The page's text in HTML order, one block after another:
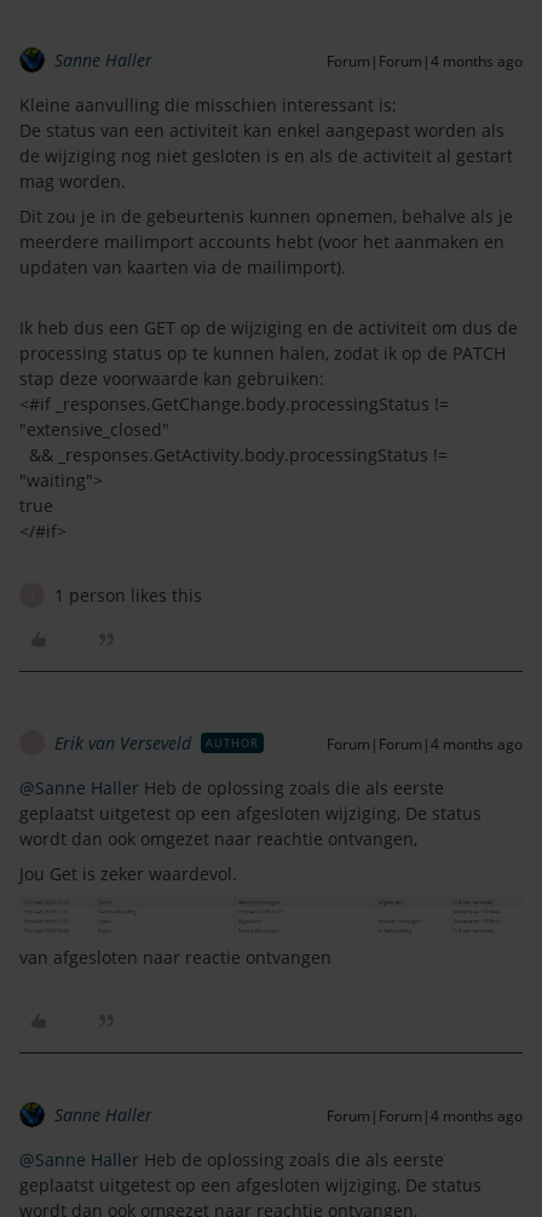
Sanne Haller Forum|Forum|4 months ago
Kleine aanvulling die misschien interessant is;
De status van een activiteit kan enkel aangepast worden als
de wijziging nog niet gesloten is en als de activiteit al gestart
mag worden.
Dit zou je in de gebeurtenis kunnen opnemen, behalve als je
meerdere mailimport accounts hebt (voor het aanmaken en
updaten van kaarten via de mailimport).
Ik heb dus een GET op de wijziging en de activiteit om dus de
processing status op te kunnen halen, zodat ik op de PATCH
stap deze voorwaarde kan gebruiken:
<#if _responses.GetChange.body.processingStatus !=
"extensive_closed"
&& _responses.GetActivity.body.processingStatus !=
"waiting">
true
</#if>
1 person likes this
Erik van Verseveld AUTHOR Forum|Forum|4 months ago
@Sanne Haller Heb de oplossing zoals die als eerste
geplaatst uitgetest op een afgesloten wijziging, De status
wordt dan ook omgezet naar reachtie ontvangen,
Jou Get is zeker waardevol.
van afgesloten naar reactie ontvangen
Sanne Haller Forum|Forum|4 months ago
@Sanne Haller Heb de oplossing zoals die als eerste
geplaatst uitgetest op een afgesloten wijziging, De status
wordt dan ook omgezet naar reachtie ontvangen,